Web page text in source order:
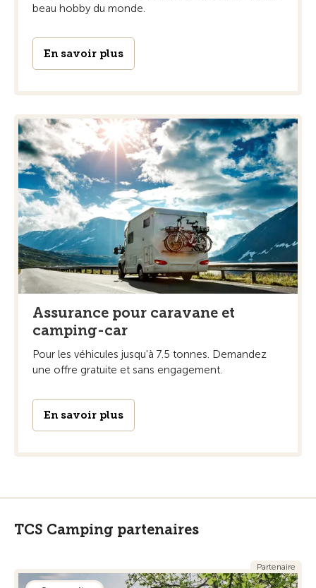
beau hobby du monde.
En savoir plus
Assurance pour caravane et
camping-car
Pour les véhicules jusqu'à 7.5 tonnes. Demandez
une offre gratuite et sans engagement.
En savoir plus
TCS Camping partenaires
Partenaire